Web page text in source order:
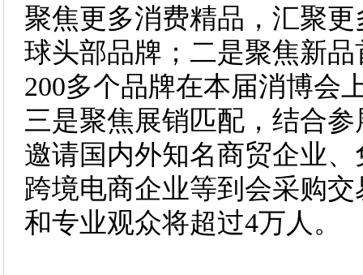
聚焦更多消费精品，汇聚
球头部品牌；二是聚焦新
200多个品牌在本届消博会
三是聚焦展销匹配，结合
邀请国内外知名商贸企业
跨境电商企业等到会采购
和专业观众将超过4万人。